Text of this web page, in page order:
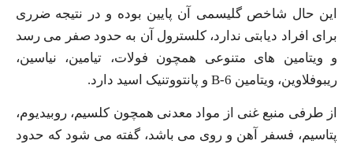
این حال شاخص گلیسمی آن پایین بوده و در نتیجه ضرری
برای افراد دیابتی ندارد، کلسترول آن به حدود صفر می‌ رسد
و ویتامین های متنوعی همچون فولات، تیامین، نیاسین،
ریبوفلاوین، ویتامین B-6 و پانتووتنیک اسید دارد.
از طرفی منبع غنی از مواد معدنی همچون کلسیم، روبیدیوم،
پتاسیم، فسفر آهن و روی می باشد، گفته می شود که حدود